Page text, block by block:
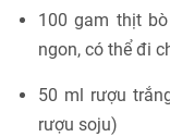
100 gam thịt
ngon, có thể đi
50 ml rượu
rượu soju)